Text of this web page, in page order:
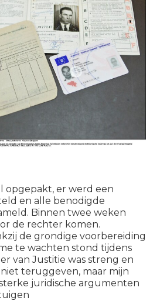
opgepakt, er werd een
en alle benodigde
Binnen twee weken
de rechter komen.
de grondige voorbereiding
te wachten stond tijdens
van Justitie was streng en
teruggeven, maar mijn
juridische argumenten